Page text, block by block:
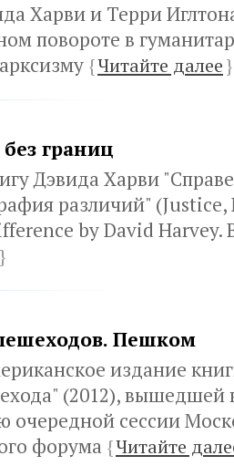
Харви и Терри
повороте в
{Читайте далее}
границ
Дэвида Харви
различий"
by David Harvey.
}
Пешком
издание
(2012), вышедшей
очередной сессии
форума {Читайте